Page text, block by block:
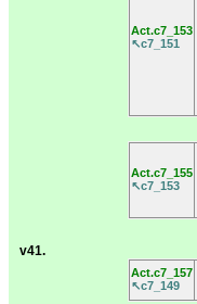
Act.c7_153
↖c7_151
Act.c7_155
↖c7_153
v41.
Act.c7_157
↖c7_149